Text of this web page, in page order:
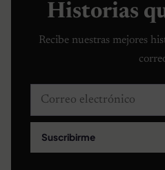
Historias
Recibe nuestras mejores
Correo electrónico
Suscribirme